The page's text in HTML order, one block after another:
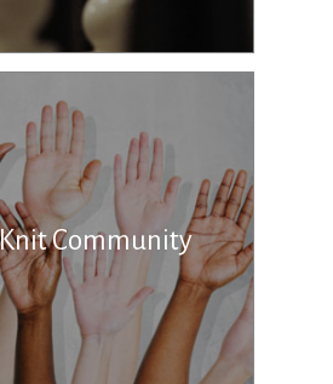
Community